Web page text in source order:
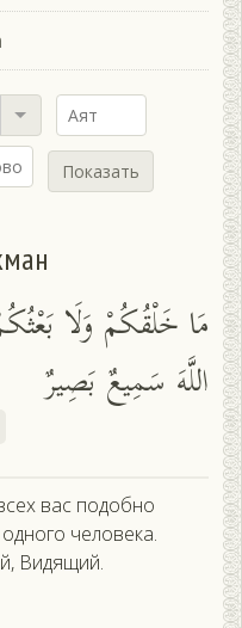
Показать
مَا خَلْقُكُمْ وَلَا
اللَّهَ سَمِيعٌ بَصِيرٌ
вас подобно
человека.
Видящий.